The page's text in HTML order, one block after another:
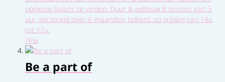
opnieuw balans te vinden. Duur & opbouw 8 sessies van 3
uur, verspreid over 6 maanden, telkens op vrijdag van 14u
tot 17u.
Yina
Be a part of